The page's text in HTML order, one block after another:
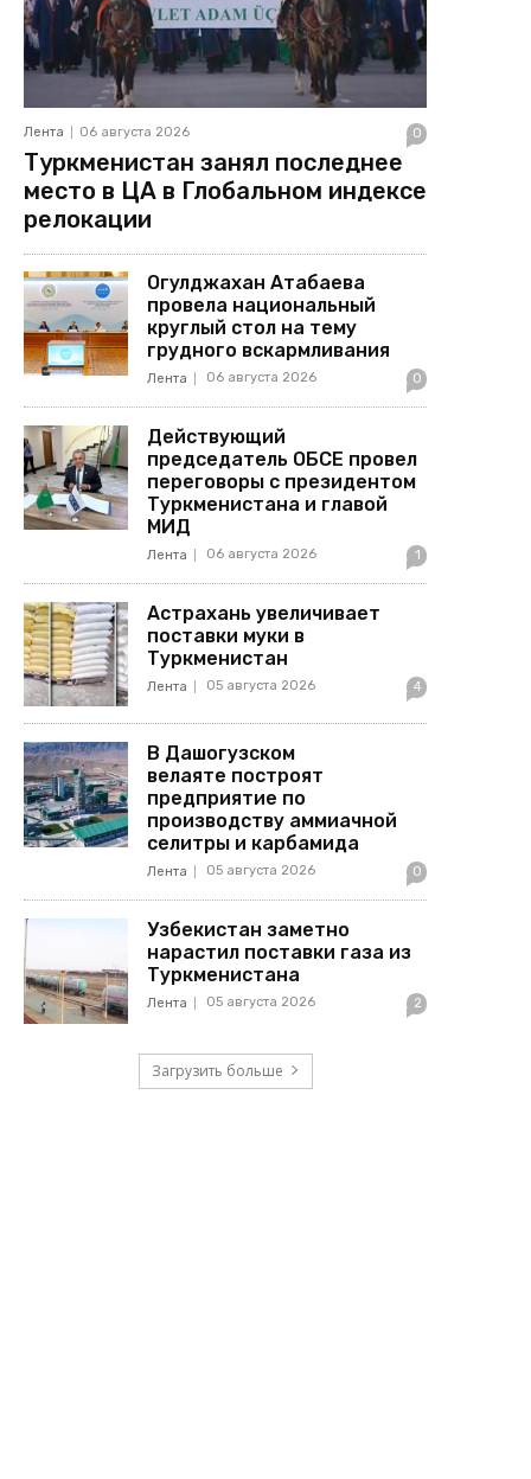
Лента 06 августа 2026 0
Туркменистан занял последнее
место в ЦА в Глобальном индексе
релокации
Огулджахан Атабаева
провела национальный
круглый стол на тему
грудного вскармливания
Лента 06 августа 2026 0
Действующий
председатель ОБСЕ провел
переговоры с президентом
Туркменистана и главой
МИД
Лента 06 августа 2026 1
Астрахань увеличивает
поставки муки в
Туркменистан
Лента 05 августа 2026 4
В Дашогузском
велаяте построят
предприятие по
производству аммиачной
селитры и карбамида
Лента 05 августа 2026 0
Узбекистан заметно
нарастил поставки газа из
Туркменистана
Лента 05 августа 2026 2
Загрузить больше